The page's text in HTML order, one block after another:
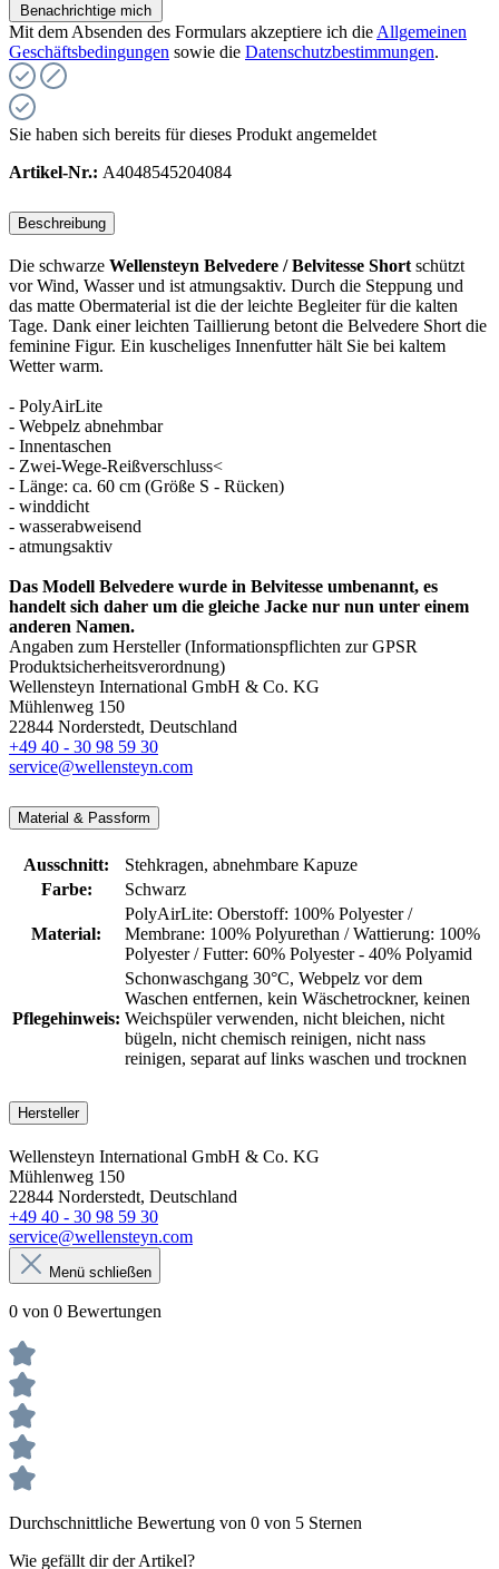
Benachrichtige mich
Mit dem Absenden des Formulars akzeptiere ich die Allgemeinen
Geschäftsbedingungen sowie die Datenschutzbestimmungen.
Sie haben sich bereits für dieses Produkt angemeldet
Artikel-Nr.: A4048545204084
Beschreibung
Die schwarze Wellensteyn Belvedere / Belvitesse Shortschützt
vor Wind, Wasser und ist atmungsaktiv. Durch die Steppung und
das matte Obermaterial ist die der leichte Begleiter für die kalten
Tage. Dank einer leichten Taillierung betont die Belvedere Short die
feminine Figur. Ein kuscheliges Innenfutter hält Sie bei kaltem
Wetter warm.
- PolyAirLite
- Webpelz abnehmbar
- Innentaschen
- Zwei-Wege-Reißverschluss<
- Länge: ca. 60 cm (Größe S - Rücken)
- winddicht
- wasserabweisend
- atmungsaktiv
Das Modell Belvedere wurde in Belvitesse umbenannt, es
handelt sich daher um die gleiche Jacke nur nun unter einem
anderen Namen.
Angaben zum Hersteller (Informationspflichten zur GPSR
Produktsicherheitsverordnung)
Wellensteyn International GmbH & Co. KG
Mühlenweg 150
22844 Norderstedt, Deutschland
+49 40 - 30 98 59 30
service@wellensteyn.com
Material & Passform
Ausschnitt: Stehkragen, abnehmbare Kapuze
Farbe:
Schwarz
Material:
PolyAirLite: Oberstoff: 100% Polyester /
Membrane: 100% Polyurethan / Wattierung: 100%
Polyester / Futter: 60% Polyester - 40% Polyamid
Pflegehinweis:
Schonwaschgang 30°C, Webpelz vor dem
Waschen entfernen, kein Wäschetrockner, keinen
Weichspüler verwenden, nicht bleichen, nicht
bügeln, nicht chemisch reinigen, nicht nass
reinigen, separat auf links waschen und trocknen
Hersteller
Wellensteyn International GmbH & Co. KG
Mühlenweg 150
22844 Norderstedt, Deutschland
+49 40 - 30 98 59 30
service@wellensteyn.com
Menü schließen
0 von 0 Bewertungen
Durchschnittliche Bewertung von 0 von 5 Sternen
Wie gefällt dir der Artikel?